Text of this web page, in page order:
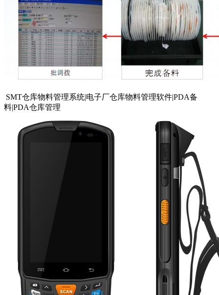
SMT仓库物料管理系统|电子厂仓库物料管理软件|PDA备
料|PDA仓库管理